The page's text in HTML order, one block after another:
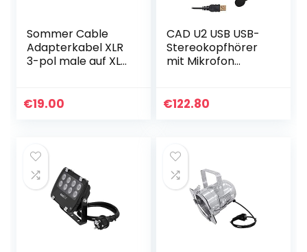
Sommer Cable
Adapterkabel XLR
3-pol male auf XLR
€19.00
CAD U2 USB USB-
Stereokopfhörer
mit Mikrofon
€122.80